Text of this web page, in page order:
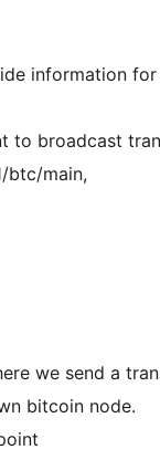
information for
to broadcast
btc/main,
we send a
bitcoin node.